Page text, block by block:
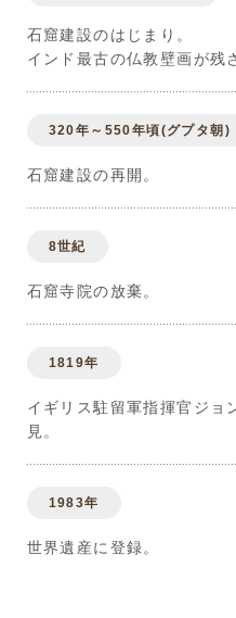
石窟建設のはじまり。
インド最古の仏教壁画が残
320年～550年頃(グプタ朝)
石窟建設の再開。
8世紀
石窟寺院の放棄。
1819年
イギリス駐留軍指揮官ジョ
見。
1983年
世界遺産に登録。